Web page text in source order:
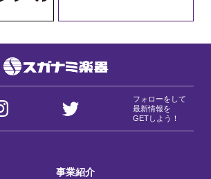
フォローをして
最新情報を
GETしよう！
事業紹介